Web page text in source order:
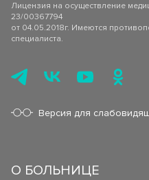
Лицензия на осуществление
23/00367794
от 04.05.2018г. Имеются
специалиста.
Версия для
О БОЛЬНИЦЕ